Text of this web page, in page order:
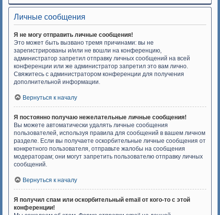
Личные сообщения
Я не могу отправить личные сообщения!
Это может быть вызвано тремя причинами: вы не
зарегистрированы и/или не вошли на конференцию,
администратор запретил отправку личных сообщений на всей
конференции или же администратор запретил это вам лично.
Свяжитесь с администратором конференции для получения
дополнительной информации.
Вернуться к началу
Я постоянно получаю нежелательные личные сообщения!
Вы можете автоматически удалять личные сообщения
пользователей, используя правила для сообщений в вашем личном
разделе. Если вы получаете оскорбительные личные сообщения от
конкретного пользователя, отправьте жалобы на сообщения
модераторам; они могут запретить пользователю отправку личных
сообщений.
Вернуться к началу
Я получил спам или оскорбительный email от кого-то с этой
конференции!